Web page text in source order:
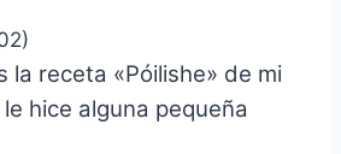
)
la receta «Póilishe» de mi
hice alguna pequeña